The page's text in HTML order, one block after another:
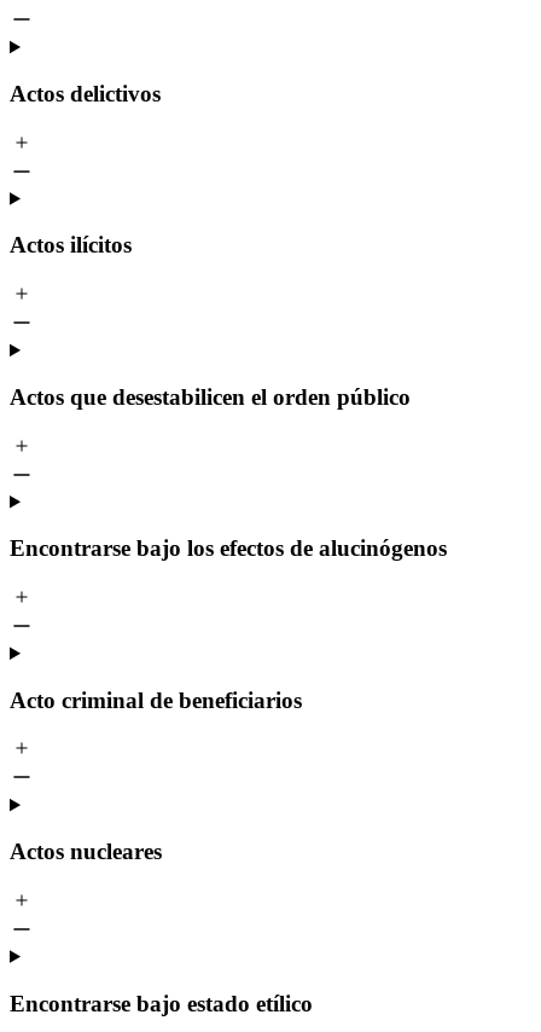
Actos delictivos
Actos ilícitos
Actos que desestabilicen el orden público
Encontrarse bajo los efectos de alucinógenos
Acto criminal de beneficiarios
Actos nucleares
Encontrarse bajo estado etílico